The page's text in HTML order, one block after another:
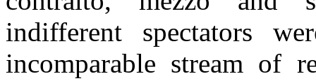
indifferent spectators
incomparable stream of